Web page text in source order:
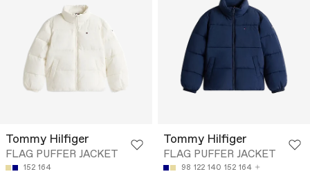
Tommy Hilfiger
FLAG PUFFER JACKET
152 164
Tommy Hilfiger
FLAG PUFFER JACKET
98 122 140 152 164